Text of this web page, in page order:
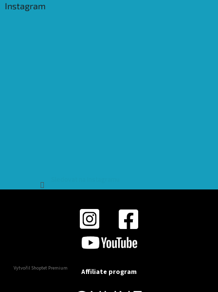
Instagram
Vytvořil Shoptet Premium Affiliate program